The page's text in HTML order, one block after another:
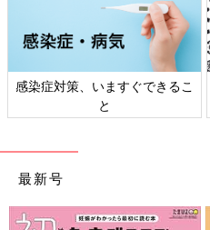
感染症対策、いますぐできるこ
と
最新号